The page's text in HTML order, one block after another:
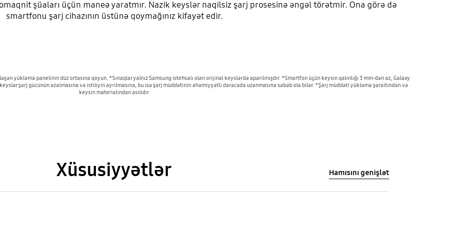
şüaları üçün maneə yaratmır. Nazik keyslər naqilsiz şarj prosesinə əngəl törətmir. Ona görə də
smartfonu şarj cihazının üstünə qoymağınız kifayət edir.
yükləmə panelinin düz ortasına qoyun. *Sınaqlar yalnız Samsung istehsalı olan orijinal keyslərdə aparılmışdır. *Smartfon üçün keysin qalınlığı 3 mm-dən az, Galaxy
keyslər şarj gücünün azalmasına və istiliyin ayrılmasına, bu isə şarj müddətinin əhəmiyyətli dərəcədə uzanmasına səbəb ola bilər. *Şarj müddəti yükləmə şəraitindən və
keysin materialından asılıdır.
Xüsusiyyətlər Hamısını genişlət